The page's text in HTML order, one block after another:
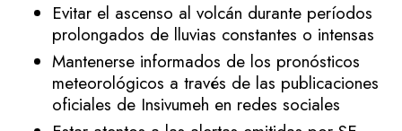
Evitar el ascenso al volcán durante períodos
prolongados de lluvias constantes o intensas
Mantenerse informados de los pronósticos
meteorológicos a través de las publicaciones
oficiales de Insivumeh en redes sociales